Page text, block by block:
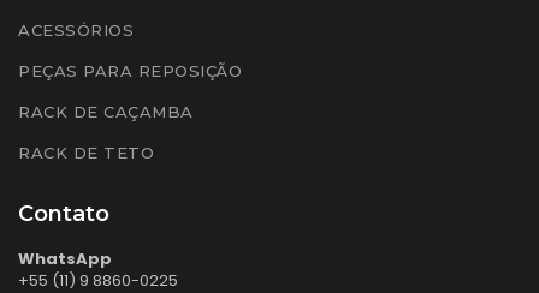
ACESSÓRIOS
PEÇAS PARA REPOSIÇÃO
RACK DE CAÇAMBA
RACK DE TETO
Contato
WhatsApp
+55 (11) 9 8860-0225